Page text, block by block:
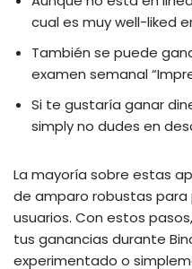
cual es muy well-liked
También se puede
examen semanal
Si te gustaría ganar
simply no dudes en
La mayoría sobre estas
de amparo robustas
usuarios. Con estos
tus ganancias durante
experimentado o